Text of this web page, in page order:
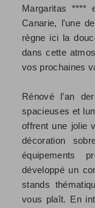
Margaritas ****
Canarie, l'une
règne ici la
dans cette
vos prochaines
Rénové l’an
spacieuses et
offrent une jolie
décoration
équipements
développé un
stands
vous plaît. En